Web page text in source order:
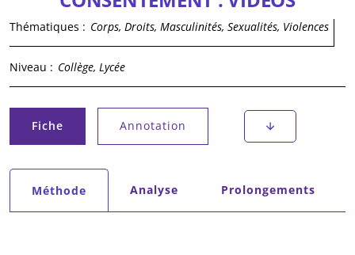
Thématiques : Corps, Droits, Masculinités, Sexualités, Violences
Niveau : Collège, Lycée
Onglets principaux
Fiche
(onglet actif) Annotation
Onglets secondaires
Méthode
(onglet actif) Analyse Prolongements